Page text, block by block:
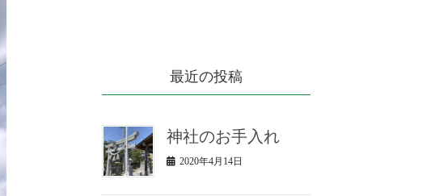
最近の投稿
神社のお手入れ
2020年4月14日